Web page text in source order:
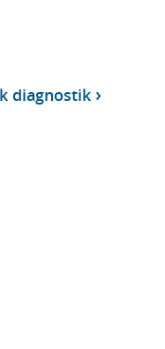
diagnostik